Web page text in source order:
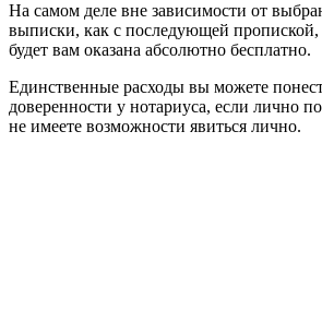
На самом деле вне зависимости от
выписки, как с последующей пропиской,
будет вам оказана абсолютно бесплатно.
Единственные расходы вы можете
доверенности у нотариуса, если лично
не имеете возможности явиться лично.